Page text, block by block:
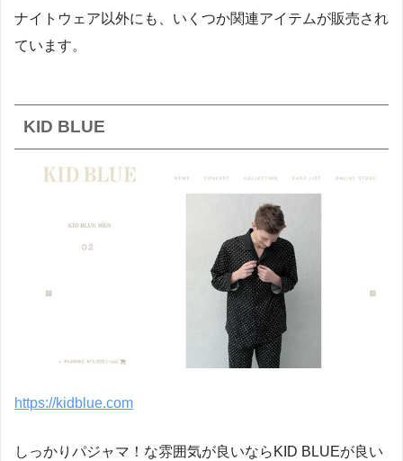
ナイトウェア以外にも、いくつか関連アイテムが販売され
ています。
KID BLUE
https://kidblue.com
しっかりパジャマ！な雰囲気が良いならKID BLUEが良い